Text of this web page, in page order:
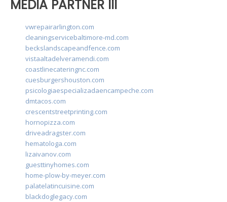
MEDIA PARTNER III
vwrepairarlington.com
cleaningservicebaltimore-md.com
beckslandscapeandfence.com
vistaaltadelveramendi.com
coastlinecateringnc.com
cuesburgershouston.com
psicologiaespecializadaencampeche.com
dmtacos.com
crescentstreetprinting.com
hornopizza.com
driveadragster.com
hematologa.com
lizaivanov.com
guesttinyhomes.com
home-plow-by-meyer.com
palatelatincuisine.com
blackdoglegacy.com